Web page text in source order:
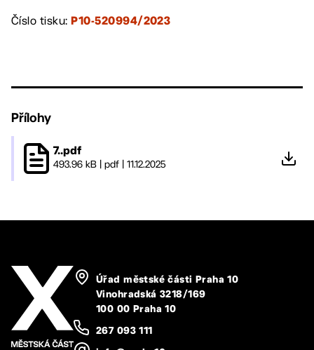
Číslo tisku:P10-520994/2023
Přílohy
7..pdf
493.96 kB pdf 11.12.2025
Úřad městské části Praha 10
Vinohradská 3218/169
100 00 Praha 10
267 093 111